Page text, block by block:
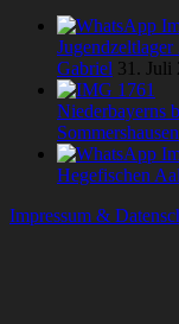
Gabriel 31. Juli
Niederbayerns
Sommershausen
Hegefischen
Impressum &